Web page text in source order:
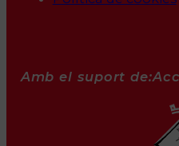
Amb el suport de: